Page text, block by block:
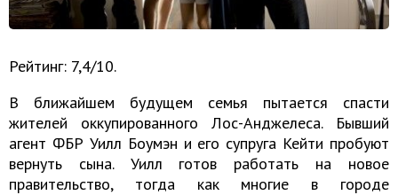
Рейтинг: 7,4/10.
В ближайшем будущем семья пытается спасти
жителей оккупированного Лос-Анджелеса. Бывший
агент ФБР Уилл Боумэн и его супруга Кейти пробуют
вернуть сына. Уилл готов работать на новое
правительство, тогда как многие в городе